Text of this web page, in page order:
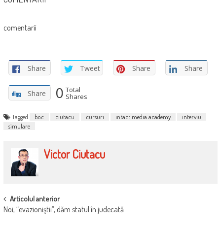
comentarii
Share Tweet Share Share
Share 0 Total
Shares
Tagged boc ciutacu cursuri intact media academy
interviu
simulare
Victor Ciutacu
POST
NAVIGATION
Articolul anterior
Noi, “evazioniştii”, dăm statul în judecată